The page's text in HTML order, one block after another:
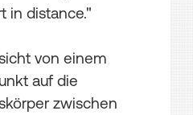
in distance."
von einem
auf die
zwischen